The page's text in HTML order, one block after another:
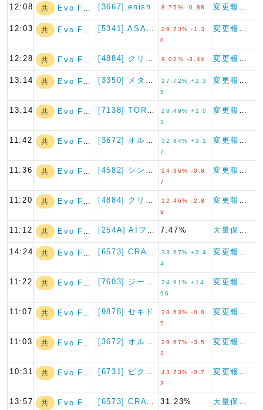
12:08 共 Evo Fund [3667] enish 8.75% -0.88
12:03 共 Evo Fund
29.73% -1.3
0
12:28 共 Evo Fund 9.02% -3.44
13:14 共 Evo Fund
17.72% +2.3
5
13:14 共 Evo Fund
28.49% +1.0
3
11:42 共 Evo Fund
32.84% +3.1
7
11:36 共 Evo Fund
24.36% -0.8
7
11:20 共 Evo Fund
12.46% -2.8
9
11:12 共 Evo Fund 7.47%
14:24 共 Evo Fund
33.67% +2.4
4
11:22 共 Evo Fund
24.91% +14.
96
11:07 共 Evo Fund [9878] セキド
28.63% -0.8
5
11:03 共 Evo Fund
29.67% -3.5
3
10:31 共 Evo Fund
43.73% -0.7
3
13:57 共 Evo Fund 31.23%